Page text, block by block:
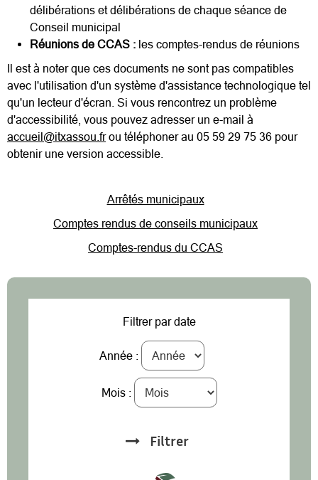
délibérations et délibérations de chaque séance de
Conseil municipal
Réunions de CCAS : les comptes-rendus de réunions
Il est à noter que ces documents ne sont pas compatibles
avec l'utilisation d'un système d'assistance technologique tel
qu'un lecteur d'écran. Si vous rencontrez un problème
d'accessibilité, vous pouvez adresser un e-mail à
accueil@itxassou.frou téléphoner au 05 59 29 75 36 pour
obtenir une version accessible.
Arrêtés municipaux
Comptes rendus de conseils municipaux
Comptes-rendus du CCAS
Filtrer par date
Année :
Mois :
Filtrer